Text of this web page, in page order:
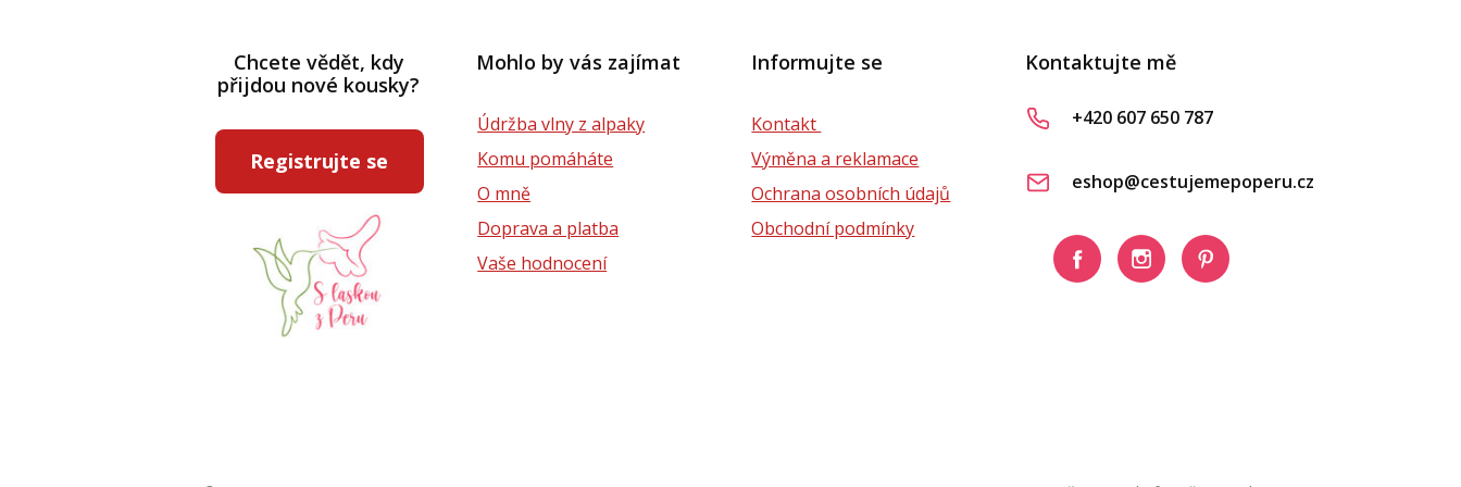
Chcete vědět, kdy
přijdou nové kousky?
Registrujte se
Mohlo by vás zajímat
Údržba vlny z alpaky
Komu pomáháte
O mně
Doprava a platba
Vaše hodnocení
Informujte se
Kontakt
Výměna a reklamace
Ochrana osobních údajů
Obchodní podmínky
Kontaktujte mě
+420 607 650 787
eshop@cestujemepoperu.cz